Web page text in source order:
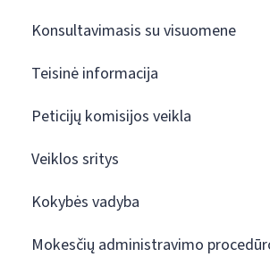
Konsultavimasis su visuomene
Teisinė informacija
Peticijų komisijos veikla
Veiklos sritys
Kokybės vadyba
Mokesčių administravimo